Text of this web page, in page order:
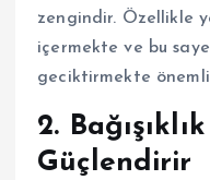
zengindir. Özellikle
içermekte ve bu
geciktirmekte
2.
Güçlendirir